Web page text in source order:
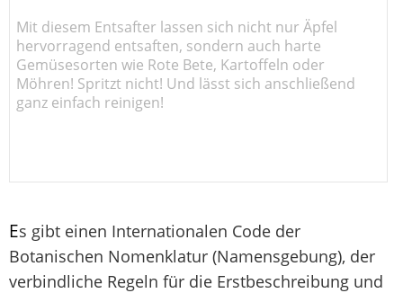
Mit diesem Entsafter lassen sich nicht nur Äpfel
hervorragend entsaften, sondern auch harte
Gemüsesorten wie Rote Bete, Kartoffeln oder
Möhren! Spritzt nicht! Und lässt sich anschließend
ganz einfach reinigen!
Es gibt einen Internationalen Code der
Botanischen Nomenklatur (Namensgebung), der
verbindliche Regeln für die Erstbeschreibung und